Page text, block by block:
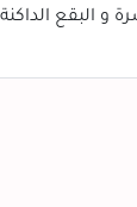
و البقع